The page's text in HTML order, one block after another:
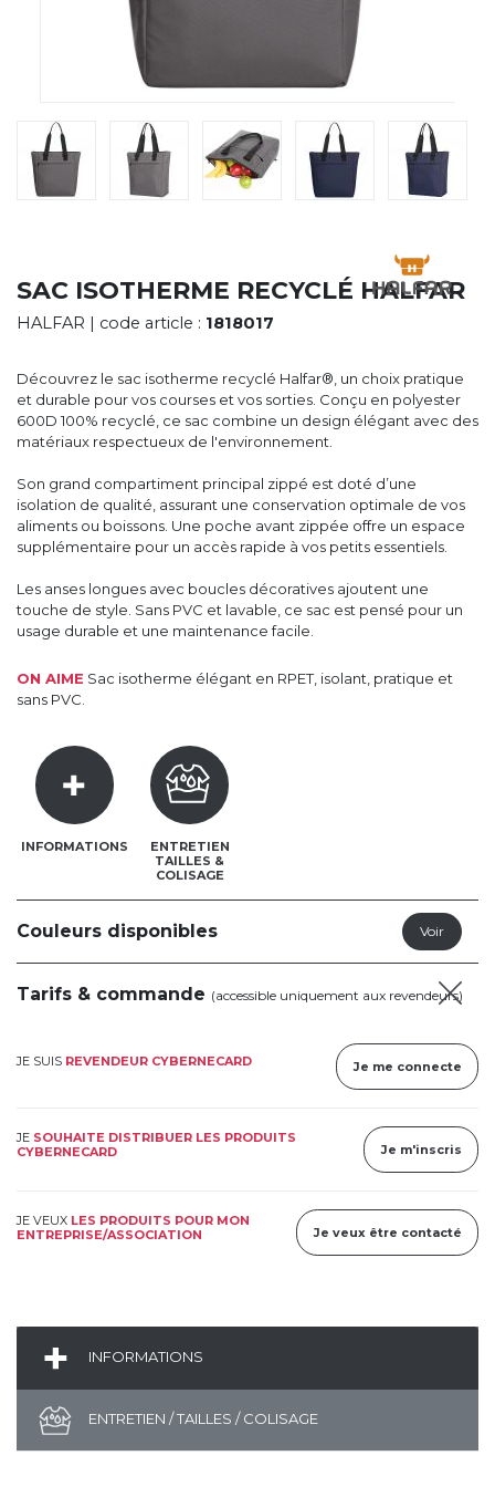
ROADSHOWS, FORUM DES EXPERTS
MARQUES & CERTIFICATS
TECHNIQUES MARQUAGE
BLOG
SAC ISOTHERME RECYCLÉ HALFAR
HALFAR | code article : 1818017
Découvrez le sac isotherme recyclé Halfar®, un choix pratique
et durable pour vos courses et vos sorties. Conçu en polyester
600D 100% recyclé, ce sac combine un design élégant avec des
matériaux respectueux de l'environnement.
Son grand compartiment principal zippé est doté d’une
isolation de qualité, assurant une conservation optimale de vos
aliments ou boissons. Une poche avant zippée offre un espace
supplémentaire pour un accès rapide à vos petits essentiels.
Les anses longues avec boucles décoratives ajoutent une
touche de style. Sans PVC et lavable, ce sac est pensé pour un
usage durable et une maintenance facile.
ON AIME Sac isotherme élégant en RPET, isolant, pratique et
sans PVC.
INFORMATIONS
ENTRETIEN
TAILLES &
COLISAGE
Couleurs disponibles
Tarifs & commande (accessible uniquement aux revendeurs)
JE SUIS REVENDEUR CYBERNECARD Je me connecte
JE SOUHAITE DISTRIBUER LES PRODUITS
CYBERNECARD
Je m'inscris
JE VEUX LES PRODUITS POUR MON
ENTREPRISE/ASSOCIATION
Je veux être contacté
INFORMATIONS
ENTRETIEN / TAILLES / COLISAGE